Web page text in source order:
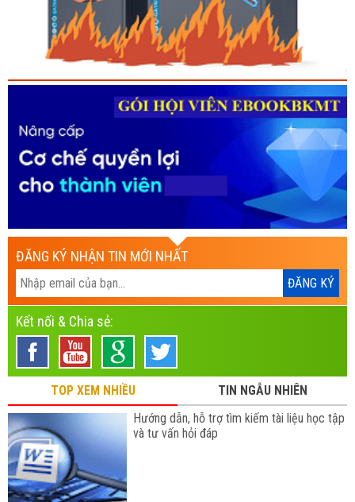
ĐĂNG KÝ NHẬN TIN MỚI NHẤT
Kết nối & Chia sẻ:
TOP XEM NHIỀU
TIN NGẪU NHIÊN
Hướng dẫn, hỗ trợ tìm kiếm tài liệu học tập
và tư vấn hỏi đáp